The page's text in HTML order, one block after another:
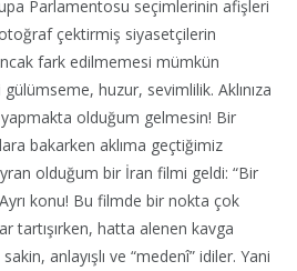
Parlamentosu seçimlerinin afişleri
çektirmiş siyasetçilerin
fark edilmemesi mümkün
huzur, sevimlilik. Aklınıza
olduğum gelmesin! Bir
bakarken aklıma geçtiğimiz
olduğum bir İran filmi geldi: “Bir
konu! Bu filmde bir nokta çok
tartışırken, hatta alenen kavga
anlayışlı ve “medenî” idiler. Yani